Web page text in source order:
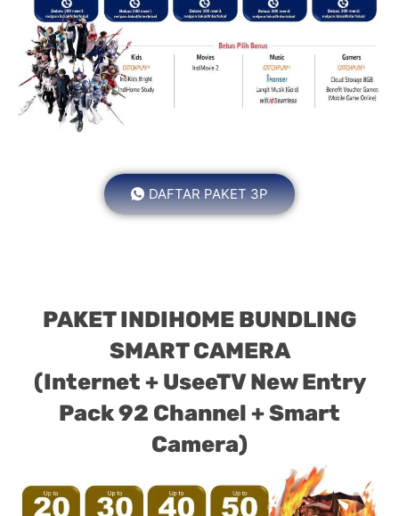
DAFTAR PAKET 3P
PAKET INDIHOME BUNDLING
SMART CAMERA
(Internet + UseeTV New Entry
Pack 92 Channel + Smart
Camera)